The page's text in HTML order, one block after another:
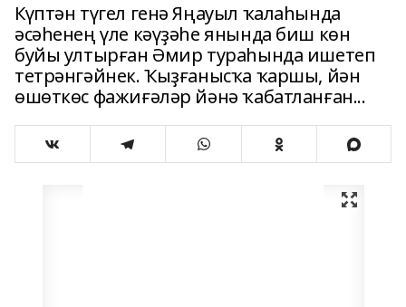
Күптән түгел генә Яңауыл ҡалаһында
әсәһенең үле кәүҙәһе янында биш көн
буйы ултырған Әмир тураһында ишетеп
тетрәнгәйнек. Ҡыҙғанысҡа ҡаршы, йән
өшөткөс фажиғәләр йәнә ҡабатланған...